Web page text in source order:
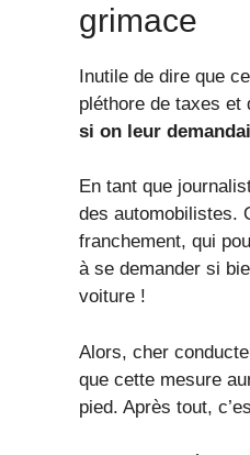
grimace
Inutile de dire que
pléthore de taxes
si on leur
En tant que
des automobilistes.
franchement, qui
à se demander si
voiture !
Alors, cher
que cette mesure
pied. Après tout,